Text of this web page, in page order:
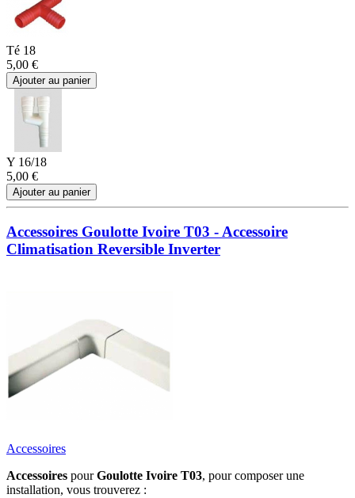
Té 18
5,00 €
Ajouter au panier
Y 16/18
5,00 €
Ajouter au panier
Accessoires Goulotte Ivoire T03 - Accessoire
Climatisation Reversible Inverter
Accessoires
Accessoires pourGoulotte Ivoire T03, pour composer une
installation, vous trouverez :